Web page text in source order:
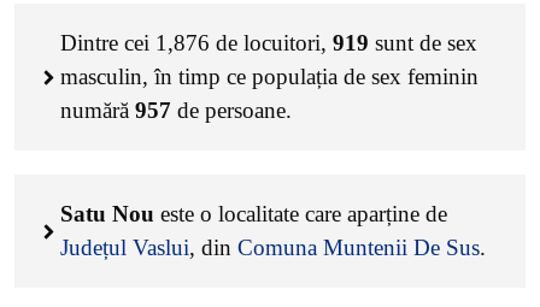
Dintre cei 1,876 de locuitori, 919 sunt de sex
masculin, în timp ce populația de sex feminin
numără 957 de persoane.
Satu Nou este o localitate care aparține de
Județul Vaslui, din Comuna Muntenii De Sus.